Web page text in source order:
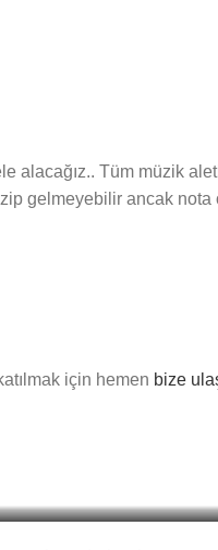
alacağız.. Tüm müzik
gelmeyebilir ancak
için hemen bize